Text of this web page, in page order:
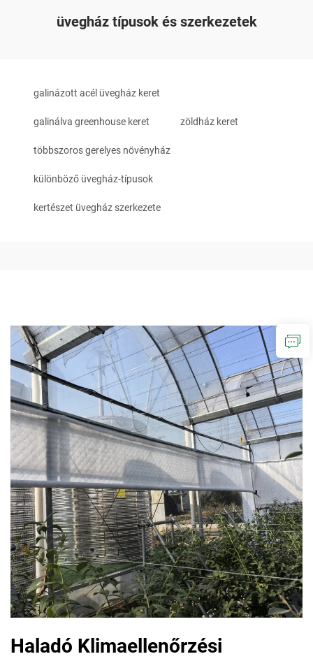
üvegház típusok és szerkezetek
galinázott acél üvegház keret
galinálva greenhouse keret zöldház keret
többszoros gerelyes növényház
különböző üvegház-típusok
kertészet üvegház szerkezete
Haladó Klimaellenőrzési